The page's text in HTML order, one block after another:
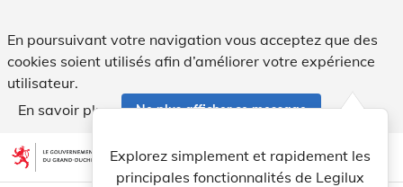
En poursuivant votre navigation vous acceptez que des
cookies soient utilisés afin d’améliorer votre expérience
utilisateur.
En savoir plus
Ne plus afficher ce message
Aller au contenu account_circle help Aide
Explorez simplement et rapidement les
principales fonctionnalités de Legilux
light_mode dark_mode